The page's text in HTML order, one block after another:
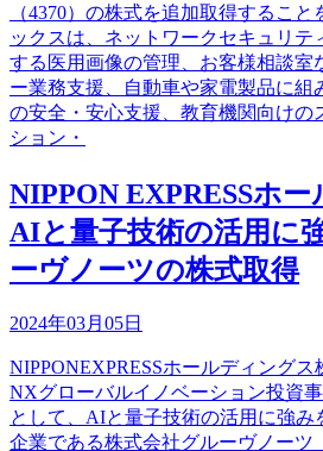
（4370）の株式を追加取得するこ
ックスは、ネットワークセキュリテ
する医用画像の管理、お客様相談室
ー業務支援、自動車や家電製品に組
の安全・安心支援、教育機関向けの
ション・
NIPPON EXPRESSホー
AIと量子技術の活用に
ーヴノーツの株式取得
2024年03月05日
NIPPONEXPRESSホールディングス
NXグローバルイノベーション投資
として、AIと量子技術の活用に強み
企業である株式会社グルーヴノーツ